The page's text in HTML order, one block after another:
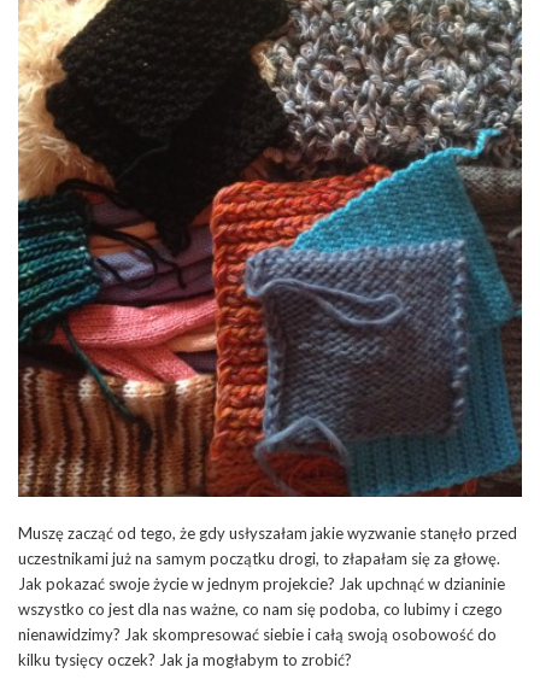
Muszę zacząć od tego, że gdy usłyszałam jakie wyzwanie stanęło przed
uczestnikami już na samym początku drogi, to złapałam się za głowę.
Jak pokazać swoje życie w jednym projekcie? Jak upchnąć w dzianinie
wszystko co jest dla nas ważne, co nam się podoba, co lubimy i czego
nienawidzimy? Jak skompresować siebie i całą swoją osobowość do
kilku tysięcy oczek? Jak ja mogłabym to zrobić?